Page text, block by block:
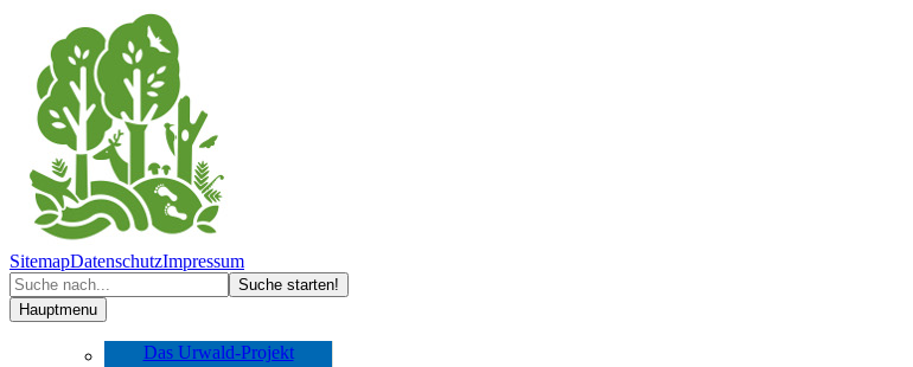
SitemapDatenschutzImpressum
Hauptmenu
Das Urwald-Projekt